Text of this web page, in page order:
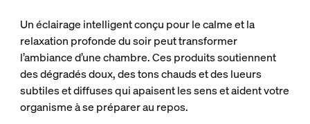
Un éclairage intelligent conçu pour le calme et la
relaxation profonde du soir peut transformer
l’ambiance d’une chambre. Ces produits soutiennent
des dégradés doux, des tons chauds et des lueurs
subtiles et diffuses qui apaisent les sens et aident votre
organisme à se préparer au repos.